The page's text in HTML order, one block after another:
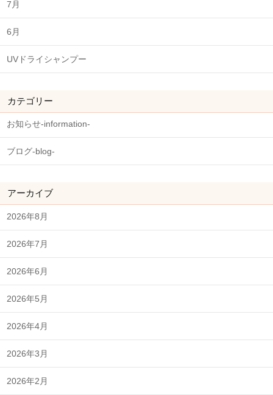
7月
6月
UVドライシャンプー
カテゴリー
お知らせ-information-
ブログ-blog-
アーカイブ
2026年8月
2026年7月
2026年6月
2026年5月
2026年4月
2026年3月
2026年2月